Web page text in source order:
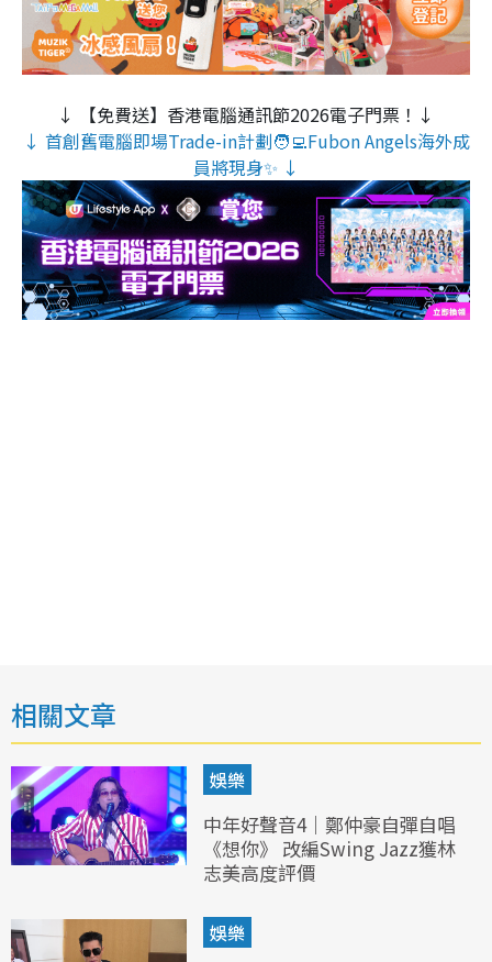
↓ 【免費送】香港電腦通訊節2026電子門票！↓
↓ 首創舊電腦即場Trade-in計劃🧑‍💻Fubon Angels海外成
員將現身✨ ↓
相關文章
娛樂
中年好聲音4｜鄭仲豪自彈自唱
《想你》 改編Swing Jazz獲林
志美高度評價
娛樂